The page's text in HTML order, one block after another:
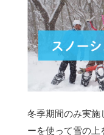
冬季期間のみ実施
ーを使って雪の上